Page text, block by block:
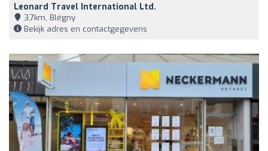
Leonard Travel International Ltd.
3,7km, Blégny
Bekijk adres en contactgegevens